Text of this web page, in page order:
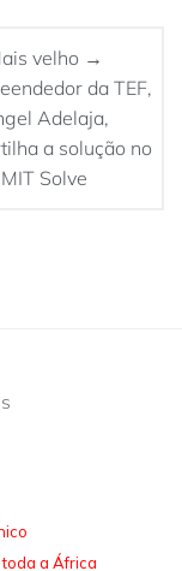
velho →
da TEF,
Adelaja,
a solução no
MIT Solve
a África